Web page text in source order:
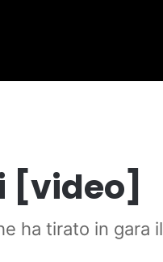
[video]
ha tirato in gara il